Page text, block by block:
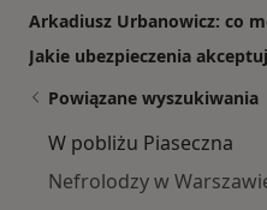
Arkadiusz Urbanowicz: co
Jakie ubezpieczenia
Powiązane wyszukiwania
W pobliżu Piaseczna
Nefrolodzy w